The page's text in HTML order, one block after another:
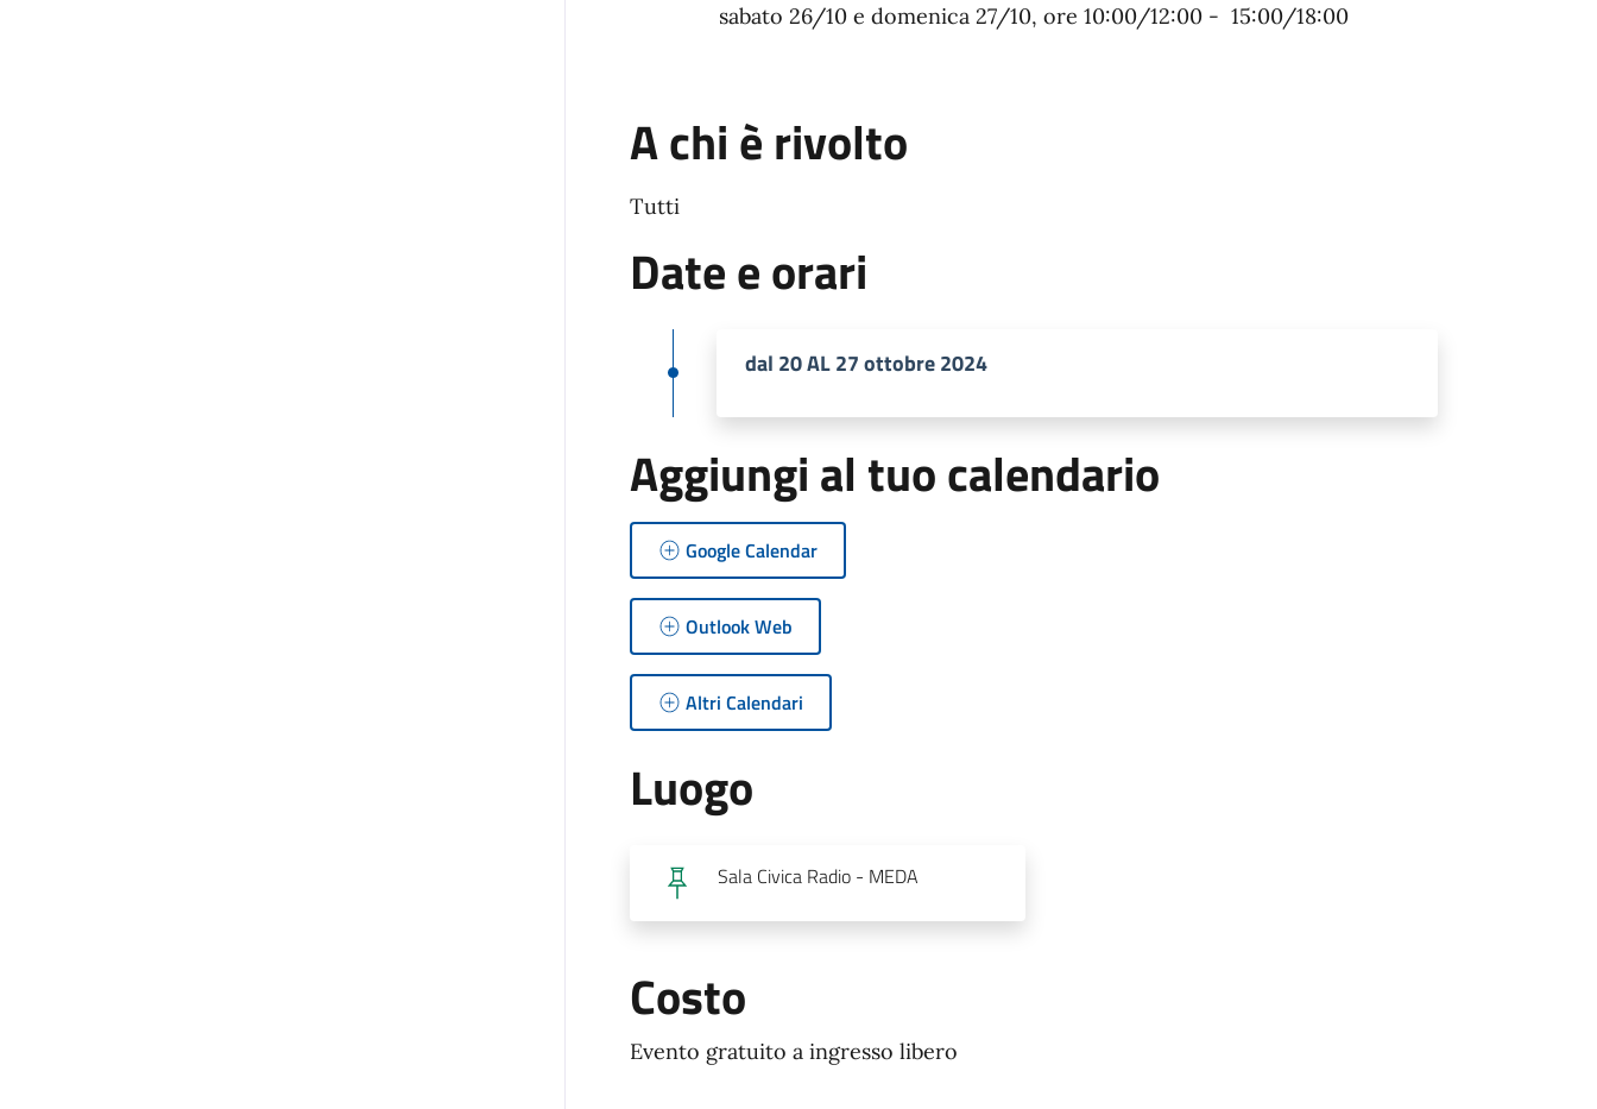
sabato 26/10 e domenica 27/10, ore 10:00/12:00 - 15:00/18:00
A chi è rivolto
Tutti
Date e orari
dal 20 AL 27 ottobre 2024
Aggiungi al tuo calendario
Google Calendar
Outlook Web
Altri Calendari
Luogo
Sala Civica Radio - MEDA
Costo
Evento gratuito a ingresso libero